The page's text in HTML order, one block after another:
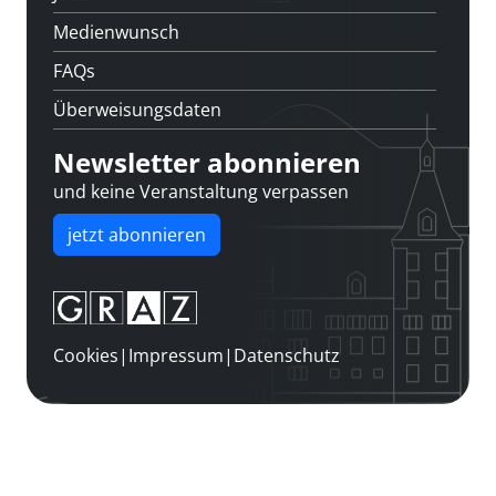
Medienwunsch
FAQs
Überweisungsdaten
Newsletter abonnieren
und keine Veranstaltung verpassen
jetzt abonnieren
Cookies| Impressum| Datenschutz